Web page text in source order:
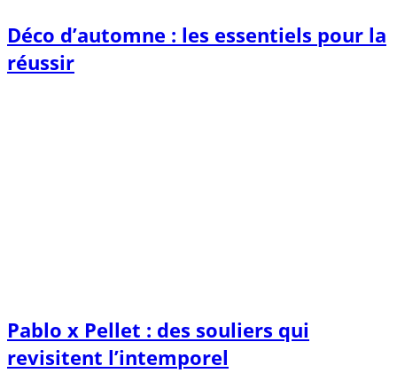
Déco d’automne : les essentiels pour la
réussir
Pablo x Pellet : des souliers qui
revisitent l’intemporel